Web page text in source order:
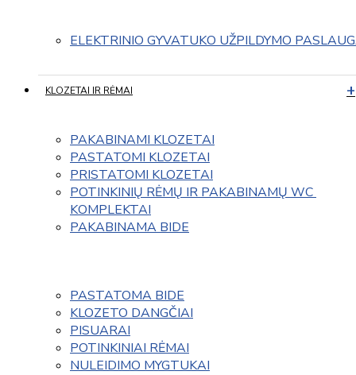
ELEKTRINIO GYVATUKO UŽPILDYMO
KLOZETAI IR RĖMAI
PAKABINAMI KLOZETAI
PASTATOMI KLOZETAI
PRISTATOMI KLOZETAI
POTINKINIŲ RĖMŲ IR PAKABINAMŲ WC
KOMPLEKTAI
PAKABINAMA BIDE
PASTATOMA BIDE
KLOZETO DANGČIAI
PISUARAI
POTINKINIAI RĖMAI
NULEIDIMO MYGTUKAI